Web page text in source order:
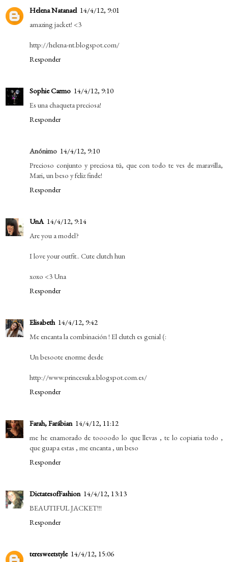
Helena Natanael 14/4/12, 9:01
amazing jacket! <3
http://helena-nt.blogspot.com/
Responder
Sophie Carmo 14/4/12, 9:10
Es una chaqueta preciosa!
Responder
Anónimo 14/4/12, 9:10
Precioso conjunto y preciosa tú, que con todo te ves de maravilla,
Mari, un beso y feliz finde!
Responder
UnA 14/4/12, 9:14
Are you a model?
I love your outfit.. Cute clutch hun
xoxo <3 Una
Responder
Elisabeth 14/4/12, 9:42
Me encanta la combinación ! El clutch es genial (:
Un besoote enorme desde
http://www.princesuka.blogspot.com.es/
Responder
Farah, Farábian 14/4/12, 11:12
me he enamorado de toooodo lo que llevas , te lo copiaria todo ,
que guapa estas , me encanta , un beso
Responder
DictatesofFashion 14/4/12, 13:13
BEAUTIFUL JACKET!!!
Responder
teresweetstyle 14/4/12, 15:06